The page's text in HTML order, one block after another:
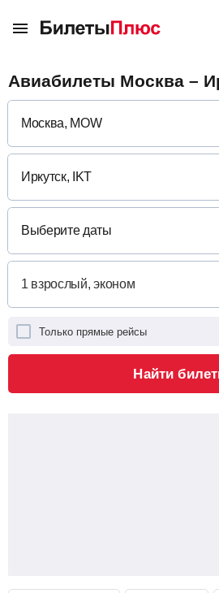
Авиабилеты Москва –
Выберите даты
Только прямые рейсы
Найти